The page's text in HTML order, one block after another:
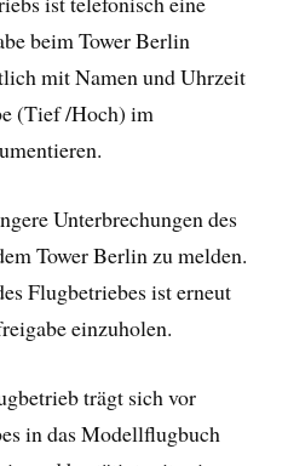
beim Tower Berlin
mit Namen und Uhrzeit
(Tief /Hoch) im
Unterbrechungen des
Tower Berlin zu melden.
Flugbetriebes ist erneut
einzuholen.
trägt sich vor
in das Modellflugbuch